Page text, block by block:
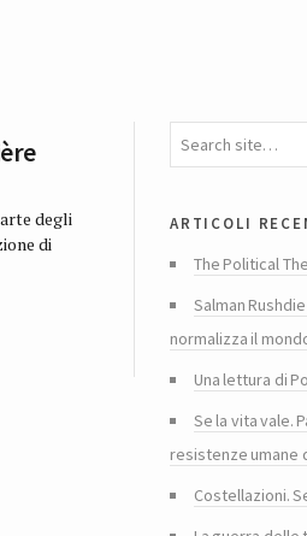
degli
di
articoli
The Political
Salman
normalizza il
Una lettura di
Se la vita vale.
resistenze umane
Costellazioni.